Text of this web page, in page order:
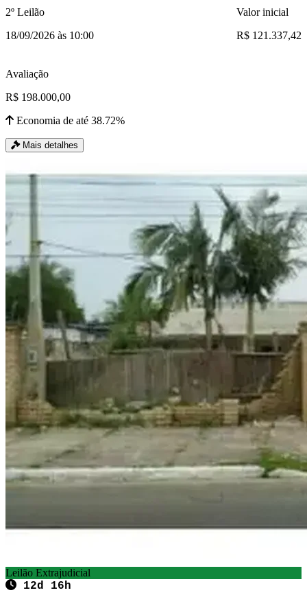
2º Leilão
18/09/2026 às 10:00
Valor inicial
R$ 121.337,42
Avaliação
R$ 198.000,00
Economia de até 38.72%
Mais detalhes
Leilão Extrajudicial
12d 16h